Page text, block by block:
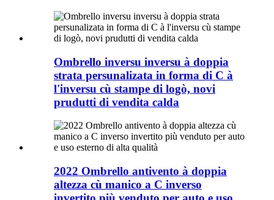
Ombrello inversu inversu à doppia
strata persunalizata in forma di C à
l'inversu cù stampe di logò, novi
prudutti di vendita calda
2022 Ombrello antivento à doppia
altezza cù manico a C inverso